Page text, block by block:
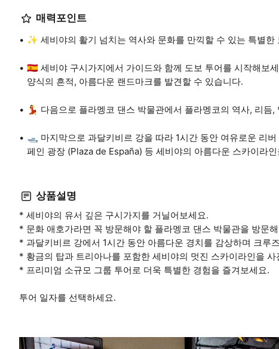
매력포인트
✨ 세비야의 활기 넘치는 역사와 문화를 만끽할 수 있는 특별
🇪🇸 세비야 구시가지에서 가이드와 함께 도보 투어를 시작해보
양식의 흔적, 아름다운 랜드마크를 발견할 수 있습니다.
💃 다음으로 플라멩코 댄스 박물관에서 플라멩코의 역사, 리듬
🛥️ 마지막으로 과달키비르 강을 따라 1시간 동안 여유로운 리
페인 광장 (Plaza de España) 등 세비야의 아름다운 스카이라
상품설명
* 세비야의 유서 깊은 구시가지를 거닐어보세요.
* 문화 애호가라면 꼭 방문해야 할 플라멩코 댄스 박물관을 방문
* 과달키비르 강에서 1시간 동안 아름다운 경치를 감상하며 크루
* 황금의 탑과 트리아나를 포함한 세비야의 멋진 스카이라인을 사
* 프리미엄 소규모 그룹 투어로 더욱 특별한 경험을 즐겨보세요.
투어 일자를 선택하세요.